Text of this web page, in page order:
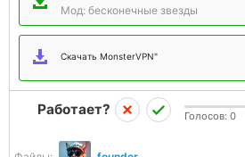
Мод: бесконечные звезды
Скачать MonsterVPN"
Работает? Голосов: 0